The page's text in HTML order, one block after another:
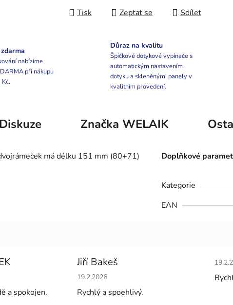
Tisk Zeptat se Sdílet
nabízíme
při nákupu
Důraz na kvalitu
Špičkové dotykové vypínače s
automatickým nastavením
dotyku a skleněnými panely v
kvalitním provedení.
Diskuze Značka WELAIK
má délku 151 mm (80+71) Doplňkové
Kategorie
EAN
je 5 z 5 hvězdiček.
a spokojen.
Jiří Bakeš
Hodnocení obchodu je 5 z 5 hvězdiček.
19.2.2026
Rychlý a spoehlivý.